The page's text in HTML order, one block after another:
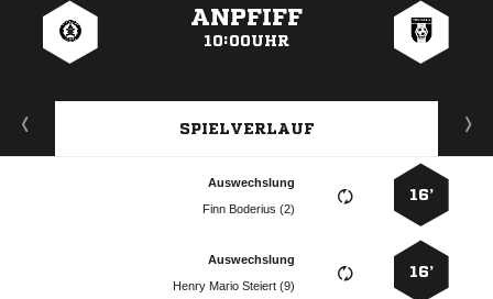
ANPFIFF
10:00UHR
SPIELVERLAUF
16’
Auswechslung
  
16’
Auswechslung
   